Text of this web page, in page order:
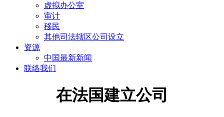
虚拟办公室
审计
移民
其他司法辖区公司设立
资源
中国最新新闻
联络我们
在法国建立公司